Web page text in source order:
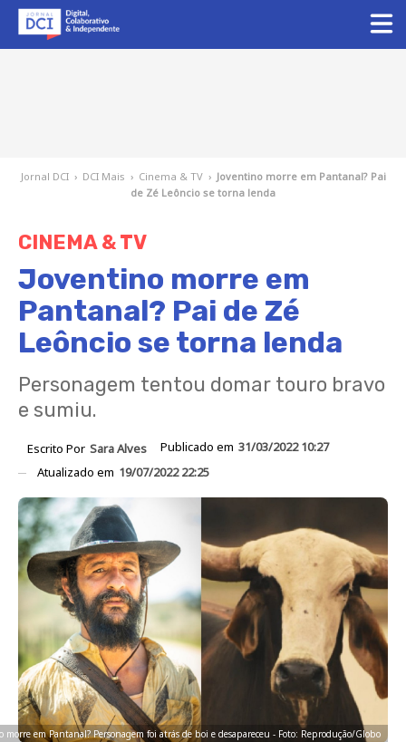
Jornal DCI › DCI Mais › Cinema & TV › Joventino morre em Pantanal? Pai
de Zé Leôncio se torna lenda
CINEMA & TV
Joventino morre em
Pantanal? Pai de Zé
Leôncio se torna lenda
Personagem tentou domar touro bravo
e sumiu.
Escrito Por Sara Alves Publicado em 31/03/2022 10:27
Atualizado em 19/07/2022 22:25
morre em Pantanal? Personagem foi atrás de boi e desapareceu - Foto: Reprodução/Globo